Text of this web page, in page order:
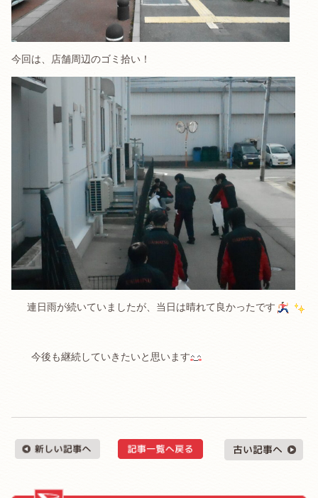
今回は、店舗周辺のゴミ拾い！
連日雨が続いていましたが、当日は晴れて良かったです
今後も継続していきたいと思います